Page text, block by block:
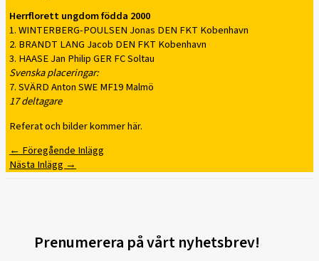
Herrflorett ungdom födda 2000
1. WINTERBERG-POULSEN Jonas DEN FKT Kobenhavn
2. BRANDT LANG Jacob DEN FKT Kobenhavn
3. HAASE Jan Philip GER FC Soltau
Svenska placeringar:
7. SVÄRD Anton SWE MF19 Malmö
17 deltagare
Referat och bilder kommer här.
←Föregående Inlägg
Nästa Inlägg→
Prenumerera på vårt nyhetsbrev!